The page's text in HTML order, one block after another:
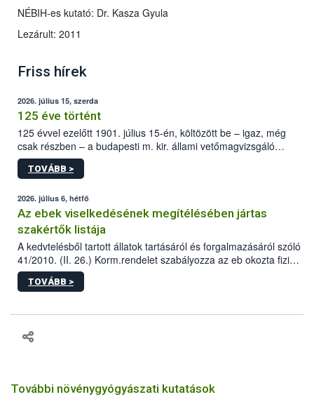
NÉBIH-es kutató: Dr. Kasza Gyula
Lezárult: 2011
Friss hírek
2026. július 15, szerda
125 éve történt
125 évvel ezelőtt 1901. július 15-én, költözött be – igaz, még
csak részben – a budapesti m. kir. állami vetőmagvizsgáló
állomás a Kis Rókus utca 15. szám alatti, Czigler Győző által
tervezett új épületébe.
TOVÁBB >
2026. július 6, hétfő
Az ebek viselkedésének megítélésében jártas
szakértők listája
A kedvtelésből tartott állatok tartásáról és forgalmazásáról szóló
41/2010. (II. 26.) Korm.rendelet szabályozza az eb okozta fizikai
sérülés, illetve ennek veszélye keletkezésekor felmerülő
hatósági feladatokat, valamint a veszélyes eb tartását és annak
vonni az ebek viselkedésének megítélésében jártas szakértőt.
TOVÁBB >
További növénygyógyászati kutatások